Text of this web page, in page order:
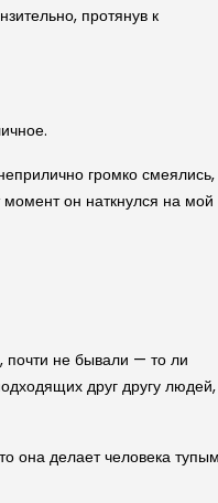
протянув к
громко смеялись,
он наткнулся на мой
почти не бывали — то ли
друг другу людей,
она делает человека